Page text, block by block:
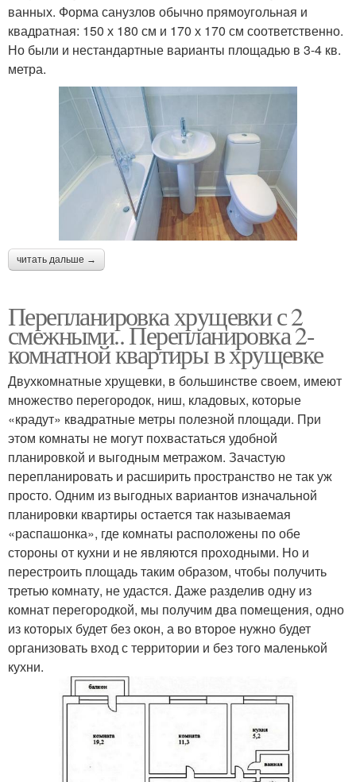
ванных. Форма санузлов обычно прямоугольная и
квадратная: 150 х 180 см и 170 х 170 см соответственно.
Но были и нестандартные варианты площадью в 3-4 кв.
метра.
читать дальше →
Перепланировка хрущевки с 2
смежными.. Перепланировка 2-
комнатной квартиры в хрущевке
Двухкомнатные хрущевки, в большинстве своем, имеют
множество перегородок, ниш, кладовых, которые
«крадут» квадратные метры полезной площади. При
этом комнаты не могут похвастаться удобной
планировкой и выгодным метражом. Зачастую
перепланировать и расширить пространство не так уж
просто. Одним из выгодных вариантов изначальной
планировки квартиры остается так называемая
«распашонка», где комнаты расположены по обе
стороны от кухни и не являются проходными. Но и
перестроить площадь таким образом, чтобы получить
третью комнату, не удастся. Даже разделив одну из
комнат перегородкой, мы получим два помещения, одно
из которых будет без окон, а во второе нужно будет
организовать вход с территории и без того маленькой
кухни.